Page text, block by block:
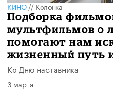
КИНО//Колонка
Подборка
мультфильмов о
помогают нам
жизненный путь
Ко Дню наставника
3 марта